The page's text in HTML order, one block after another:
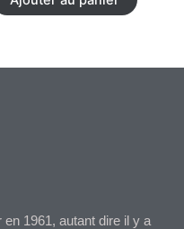
en 1961, autant dire il y a